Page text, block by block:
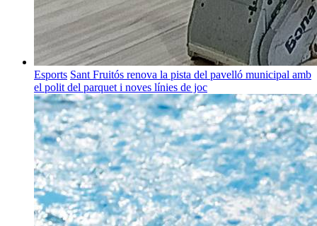
Esports Sant Fruitós renova la pista del pavelló municipal amb
el polit del parquet i noves línies de joc